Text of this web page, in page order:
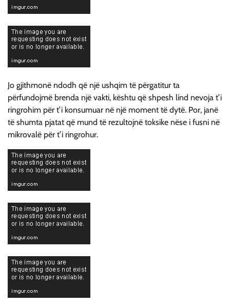
Jo gjithmonë ndodh që një ushqim të përgatitur ta
përfundojmë brenda një vakti, kështu që shpesh lind nevoja t’i
ringrohim për t’i konsumuar në një moment të dytë. Por, janë
të shumta pjatat që mund të rezultojnë toksike nëse i fusni në
mikrovalë për t’i ringrohur.